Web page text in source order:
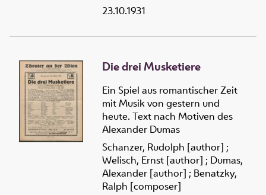
23.10.1931
Die drei Musketiere
Ein Spiel aus romantischer Zeit
mit Musik von gestern und
heute. Text nach Motiven des
Alexander Dumas
Schanzer, Rudolph [author] ;
Welisch, Ernst [author] ; Dumas,
Alexander [author] ; Benatzky,
Ralph [composer]